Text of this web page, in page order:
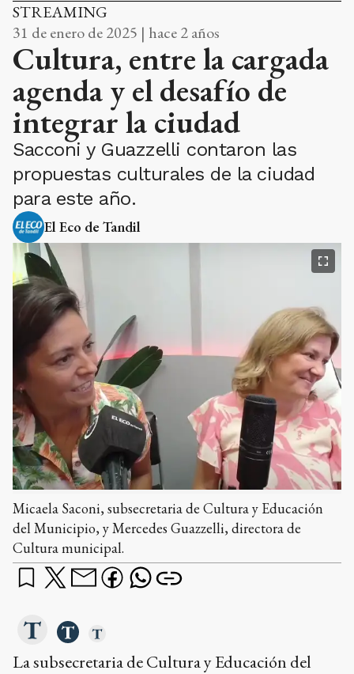
STREAMING
31 de enero de 2025 | hace 2 años
Cultura, entre la cargada
agenda y el desafío de
integrar la ciudad
Sacconi y Guazzelli contaron las
propuestas culturales de la ciudad
para este año.
El Eco de Tandil
Micaela Saconi, subsecretaria de Cultura y Educación
del Municipio, y Mercedes Guazzelli, directora de
Cultura municipal.
La subsecretaria de Cultura y Educación del